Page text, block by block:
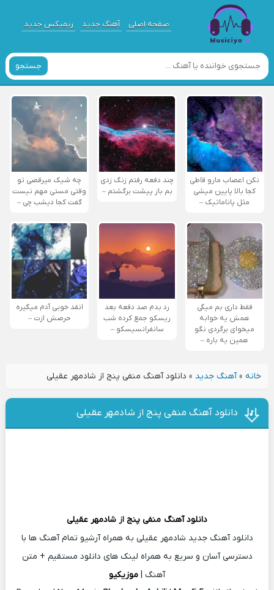
صفحه اصلی آهنگ جدید ریمیکس جدید
جستجو
نکن اعصاب مارو قاطی
کجا بالا پایین میشی
مثل پاناماتیک –
چند دفعه رفتم زنگ زدی
بم باز پیشت برگشتم –
چه شیک میرقصی تو
وقتی مستی مهم نیست
گفت کجا دیشب چی –
فقط داری بم میگی
همش یه خوابه
میخوای برگردی نگو
همین یه باره –
رد بدم صد دفعه بعد
ریسکو جمع کرده شب
سانفرانسیسکو –
انقد خوبی آدم میگیره
حرصش ازت –
خانه»آهنگ جدید » دانلود آهنگ منفی پنج از شادمهر عقیلی
دانلود آهنگ منفی پنج از شادمهر عقیلی
دانلود آهنگ منفی پنج از شادمهر عقیلی
دانلود آهنگ جدید شادمهر عقیلی به همراه آرشیو تمام آهنگ ها با
دسترسی آسان و سریع به همراه لینک های دانلود مستقیم + متن
آهنگ | موزیکیو